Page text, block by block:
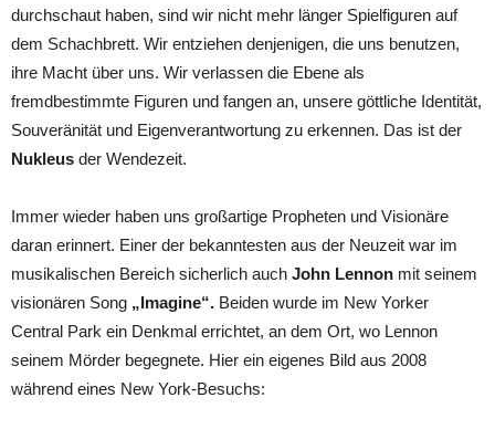
durchschaut haben, sind wir nicht mehr länger Spielfiguren auf
dem Schachbrett. Wir entziehen denjenigen, die uns benutzen,
ihre Macht über uns. Wir verlassen die Ebene als
fremdbestimmte Figuren und fangen an, unsere göttliche Identität,
Souveränität und Eigenverantwortung zu erkennen. Das ist der
Nukleus der Wendezeit.
Immer wieder haben uns großartige Propheten und Visionäre
daran erinnert. Einer der bekanntesten aus der Neuzeit war im
musikalischen Bereich sicherlich auch John Lennon mit seinem
visionären Song „Imagine“. Beiden wurde im New Yorker
Central Park ein Denkmal errichtet, an dem Ort, wo Lennon
seinem Mörder begegnete. Hier ein eigenes Bild aus 2008
während eines New York-Besuchs: